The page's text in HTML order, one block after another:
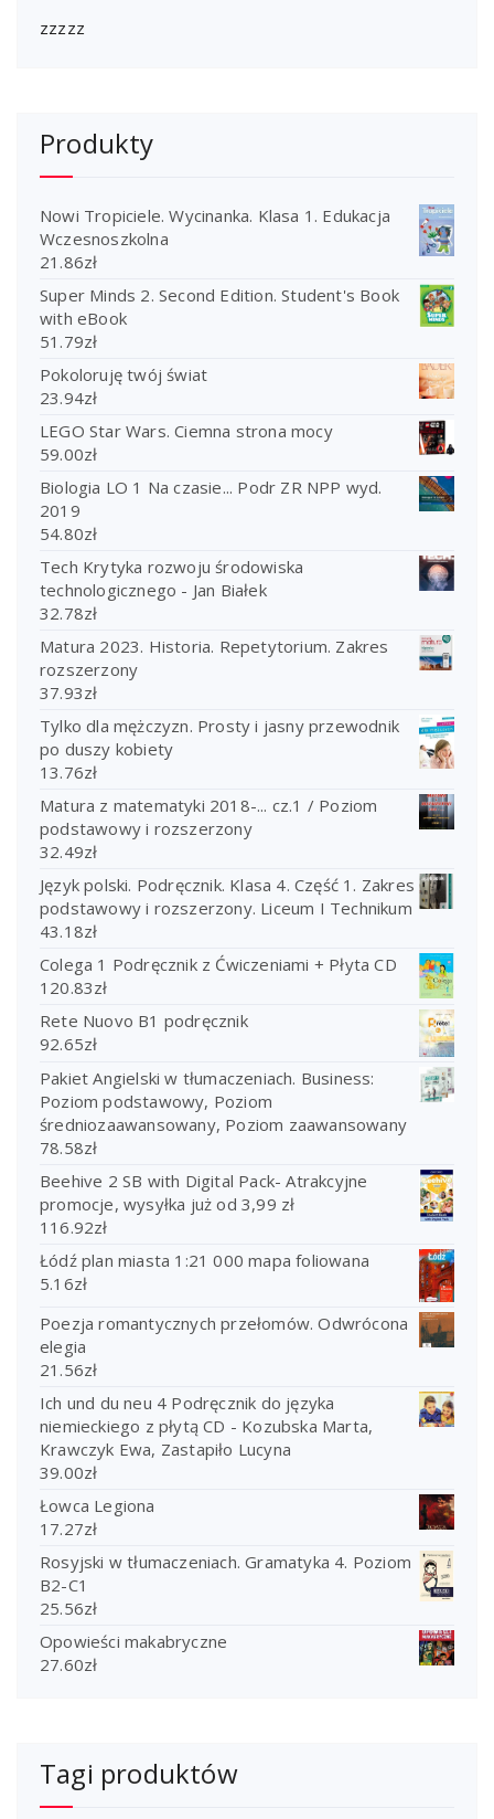
zzzzz
Produkty
Nowi Tropiciele. Wycinanka. Klasa 1. Edukacja
Wczesnoszkolna
21.86zł
Super Minds 2. Second Edition. Student's Book
with eBook
51.79zł
Pokoloruję twój świat
23.94zł
LEGO Star Wars. Ciemna strona mocy
59.00zł
Biologia LO 1 Na czasie... Podr ZR NPP wyd.
2019
54.80zł
Tech Krytyka rozwoju środowiska
technologicznego - Jan Białek
32.78zł
Matura 2023. Historia. Repetytorium. Zakres
rozszerzony
37.93zł
Tylko dla mężczyzn. Prosty i jasny przewodnik
po duszy kobiety
13.76zł
Matura z matematyki 2018-... cz.1 / Poziom
podstawowy i rozszerzony
32.49zł
Język polski. Podręcznik. Klasa 4. Część 1. Zakres
podstawowy i rozszerzony. Liceum I Technikum
43.18zł
Colega 1 Podręcznik z Ćwiczeniami + Płyta CD
120.83zł
Rete Nuovo B1 podręcznik
92.65zł
Pakiet Angielski w tłumaczeniach. Business:
Poziom podstawowy, Poziom
średniozaawansowany, Poziom zaawansowany
78.58zł
Beehive 2 SB with Digital Pack- Atrakcyjne
promocje, wysyłka już od 3,99 zł
116.92zł
Łódź plan miasta 1:21 000 mapa foliowana
5.16zł
Poezja romantycznych przełomów. Odwrócona
elegia
21.56zł
Ich und du neu 4 Podręcznik do języka
niemieckiego z płytą CD - Kozubska Marta,
Krawczyk Ewa, Zastapiło Lucyna
39.00zł
Łowca Legiona
17.27zł
Rosyjski w tłumaczeniach. Gramatyka 4. Poziom
B2-C1
25.56zł
Opowieści makabryczne
27.60zł
Tagi produktów